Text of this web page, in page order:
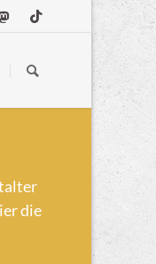
überspringen
die